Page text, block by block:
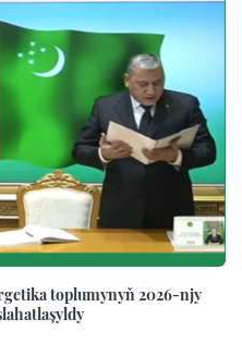
toplumynyň 2026-njy